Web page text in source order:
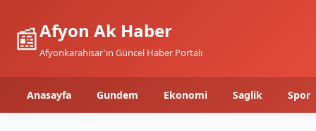
📰Afyon Ak Haber
Afyonkarahisar'ın Güncel Haber Portalı
Anasayfa Gundem Ekonomi Saglik Spor